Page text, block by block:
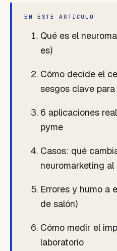
EN ESTE ARTÍCULO
Qué es el
es)
Cómo decide el
sesgos clave
6 aplicaciones
pyme
Casos: qué
neuromarketing al
Errores y humo a
de salón)
Cómo medir el
laboratorio